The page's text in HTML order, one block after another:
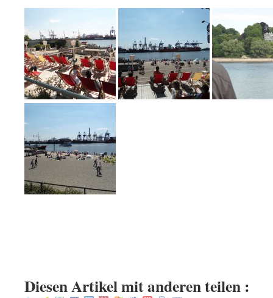
Diesen Artikel mit anderen teilen :